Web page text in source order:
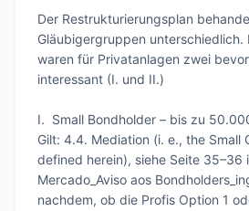
Der Restrukturierungsplan
Gläubigergruppen unterschiedlich.
waren für Privatanlagen zwei
interessant (I. und II.)
I.	Small Bondholder – bis zu 50.000 BRL
Gilt: 4.4. Mediation (i. e., the Small
defined herein), siehe Seite 35–36
Mercado_Aviso aos
nachdem, ob die Profis Option 1